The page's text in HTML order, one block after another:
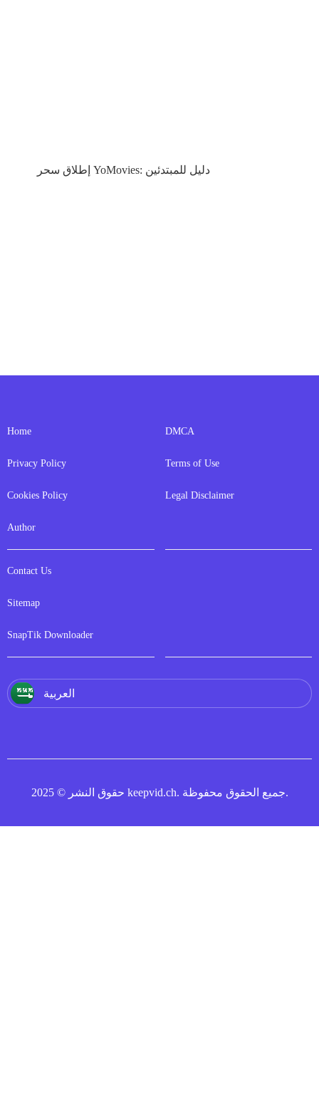
إطلاق سحر YoMovies: دليل للمبتدئين
Home
Privacy Policy
Cookies Policy
Author
DMCA
Terms of Use
Legal Disclaimer
Contact Us
Sitemap
SnapTik Downloader
العربية
حقوق النشر © 2025 keepvid.ch. جميع الحقوق محفوظة.